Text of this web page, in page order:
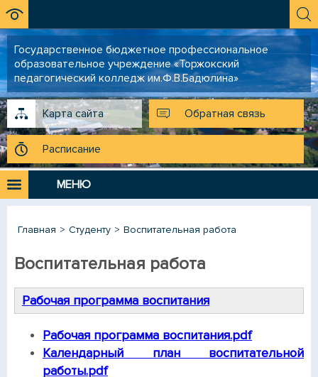
Государственное бюджетное профессиональное
образовательное учреждение «Торжокский
педагогический колледж им.Ф.В.Бадюлина»
Карта сайта Обратная связь
Расписание
МЕНЮ
Главная Студенту Воспитательная работа
Воспитательная работа
Рабочая программа воспитания
Рабочая программа воспитания.pdf
Календарный план воспитательной
работы.pdf